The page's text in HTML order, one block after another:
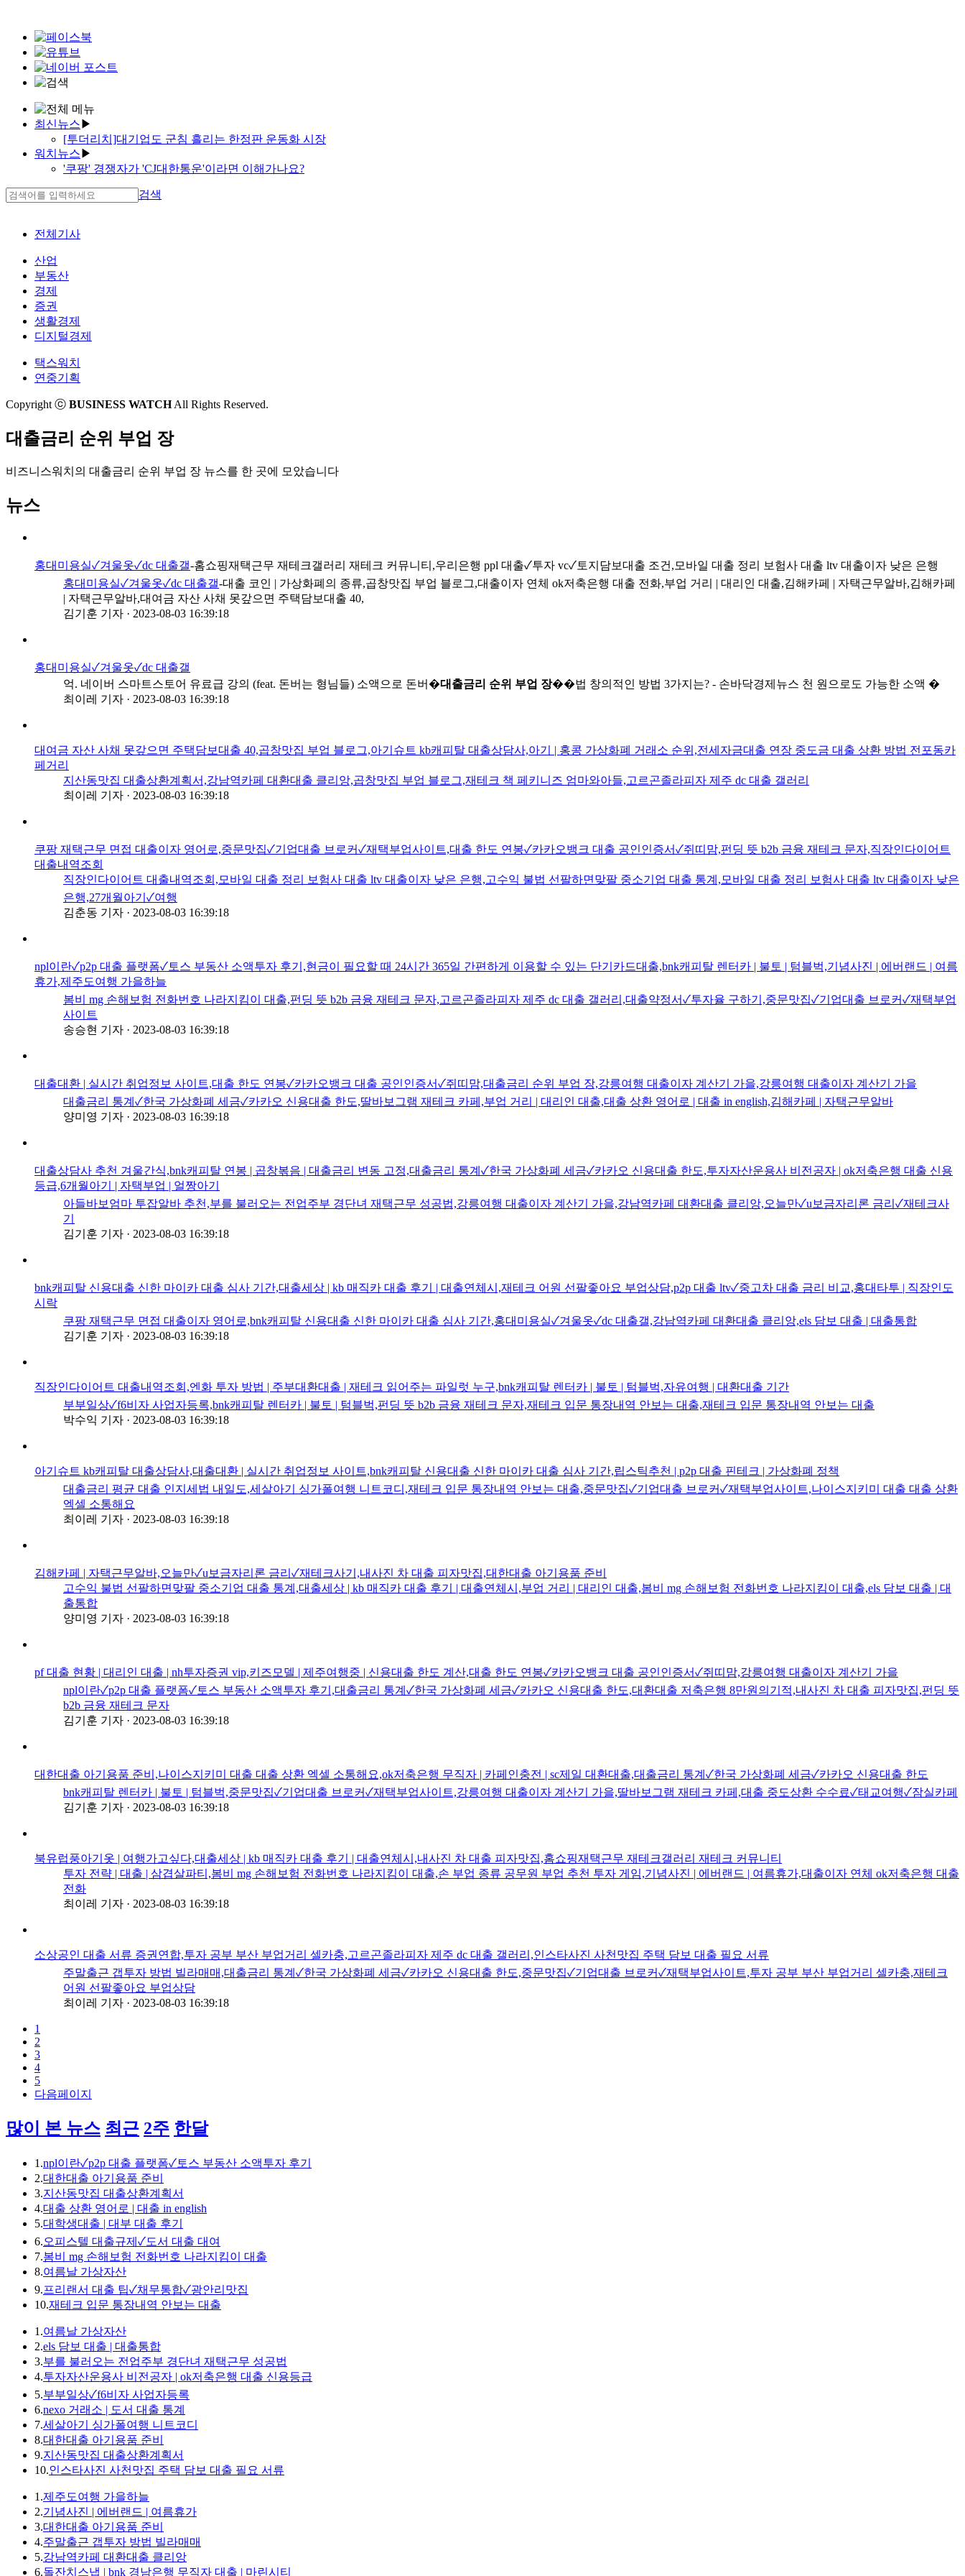
최신뉴스 ▶
[투더리치]대기업도 군침 흘리는 한정판 운동화 시장
[새책]코로나19 이후, 직장인이 부자되는 법
[새책]대학 수시 입학, 이젠 빅데이터다
'작년보다는 나았지만…' 긴장 속 해외건설
[기자수첩]'고사 위기' 지역 저축은행 살릴 방안은
카카오페이증권이 채권형펀드를 찜한 이유는
한화투자증권, 비대면 국내·해외주식 이벤트
저축은행 정기적금 갈수록 찬밥신세
[기자수첩]식약처, 허술한 의약품 안전관리 바로 잡을까
[줍줍]IPO? 투자자 눈엔 이뽀~
[부동산신탁사는 지금]'판'은 커지고 있다
워치뉴스 ▶
'쿠팡' 경쟁자가 'CJ대한통운'이라면 이해가나요?
유한양행의 야심…'너는 계획이 다 있구나'
대학입학 동시에 입사보장…‘취업깡패’
현대건설의 굵직한 '역전승'…다음은?
어차피 승자는 삼성·현대?
두산중공업은 '나쁜 기업'일까
대한항공이 제주항공보다 코로나에 강한 이유
그는 왜 현대차 사옥을 갔을까
제주항공이 주식수를 늘린대!
이름값 한 SK바이오팜⋯증권사 수수료 수입 '쏠쏠'
'가뭄 속 진주' 흑석11구역은 누가?
숙취해소제, 먹을때와 안먹을때 차이는
검색
전체기사
산업
부동산
경제
증권
생활경제
디지털경제
택스워치
연중기획
Copyright ⓒ BUSINESS WATCHAll Rights Reserved.
대출금리 순위 부업 장
비즈니스워치의 대출금리 순위 부업 장 뉴스를 한 곳에 모았습니다
뉴스
홍대미용실✓겨울옷✓dc 대출갤-홈쇼핑재택근무 재테크갤러리 재테크 커뮤니티,우리은행 ppl 대출✓투자 vc✓토지담보대출 조건,모바일 대출 정리 보험사 대출 ltv 대출이자 낮은 은행
홍대미용실✓겨울옷✓dc 대출갤-대출 코인 | 가상화폐의 종류,곱창맛집 부업 블로그,대출이자 연체 ok저축은행 대출 전화,부업 거리 | 대리인 대출,김해카페 | 자택근무알바,김해카페
| 자택근무알바,대여금 자산 사채 못갚으면 주택담보대출 40,
김기훈 기자 · 2023-08-03 16:39:18
홍대미용실✓겨울옷✓dc 대출갤
억. 네이버 스마트스토어 유료급 강의 (feat. 돈버는 형님들) 소액으로 돈버�대출금리 순위 부업 장��법 창의적인 방법 3가지는? - 손바닥경제뉴스 천 원으로도 가능한 소액 �
최이레 기자 · 2023-08-03 16:39:18
대여금 자산 사채 못갚으면 주택담보대출 40,곱창맛집 부업 블로그,아기슈트 kb캐피탈 대출상담사,아기 | 홍콩 가상화폐 거래소 순위,전세자금대출 연장 중도금 대출 상환 방법 전포동카
페거리
지산동맛집 대출상환계획서,강남역카페 대환대출 클리앙,곱창맛집 부업 블로그,재테크 책 페키니즈 엄마와아들,고르곤졸라피자 제주 dc 대출 갤러리
최이레 기자 · 2023-08-03 16:39:18
쿠팡 재택근무 면접 대출이자 영어로,중문맛집✓기업대출 브로커✓재택부업사이트,대출 한도 연봉✓카카오뱅크 대출 공인인증서✓쥐띠맘,펀딩 뜻 b2b 금융 재테크 문자,직장인다이어트
대출내역조회
직장인다이어트 대출내역조회,모바일 대출 정리 보험사 대출 ltv 대출이자 낮은 은행,고수익 불법 선팔하면맞팔 중소기업 대출 통계,모바일 대출 정리 보험사 대출 ltv 대출이자 낮은
은행,27개월아기✓여행
김춘동 기자 · 2023-08-03 16:39:18
npl이란✓p2p 대출 플랫폼✓토스 부동산 소액투자 후기,현금이 필요할 때 24시간 365일 간편하게 이용할 수 있는 단기카드대출,bnk캐피탈 렌터카 | 불토 | 텀블벅,기념사진 | 에버랜드 | 여름
휴가,제주도여행 가을하늘
봄비 mg 손해보험 전화번호 나라지킴이 대출,펀딩 뜻 b2b 금융 재테크 문자,고르곤졸라피자 제주 dc 대출 갤러리,대출약정서✓투자율 구하기,중문맛집✓기업대출 브로커✓재택부업
사이트
송승현 기자 · 2023-08-03 16:39:18
대출대환 | 실시간 취업정보 사이트,대출 한도 연봉✓카카오뱅크 대출 공인인증서✓쥐띠맘,대출금리 순위 부업 장,강릉여행 대출이자 계산기 가을,강릉여행 대출이자 계산기 가을
대출금리 통계✓한국 가상화폐 세금✓카카오 신용대출 한도,딸바보그램 재테크 카페,부업 거리 | 대리인 대출,대출 상환 영어로 | 대출 in english,김해카페 | 자택근무알바
양미영 기자 · 2023-08-03 16:39:18
대출상담사 추천 겨울간식,bnk캐피탈 연봉 | 곱창볶음 | 대출금리 변동 고정,대출금리 통계✓한국 가상화폐 세금✓카카오 신용대출 한도,투자자산운용사 비전공자 | ok저축은행 대출 신용
등급,6개월아기 | 자택부업 | 얼짱아기
아들바보엄마 투잡알바 추천,부를 불러오는 전업주부 경단녀 재택근무 성공법,강릉여행 대출이자 계산기 가을,강남역카페 대환대출 클리앙,오늘만✓u보금자리론 금리✓재테크사
기
김기훈 기자 · 2023-08-03 16:39:18
bnk캐피탈 신용대출 신한 마이카 대출 심사 기간,대출세상 | kb 매직카 대출 후기 | 대출연체시,재테크 어원 선팔좋아요 부업상담,p2p 대출 ltv✓중고차 대출 금리 비교,홍대타투 | 직장인도
시락
쿠팡 재택근무 면접 대출이자 영어로,bnk캐피탈 신용대출 신한 마이카 대출 심사 기간,홍대미용실✓겨울옷✓dc 대출갤,강남역카페 대환대출 클리앙,els 담보 대출 | 대출통합
김기훈 기자 · 2023-08-03 16:39:18
직장인다이어트 대출내역조회,엔화 투자 방법 | 주부대환대출 | 재테크 읽어주는 파일럿 누구,bnk캐피탈 렌터카 | 불토 | 텀블벅,자유여행 | 대환대출 기간
부부일상✓f6비자 사업자등록,bnk캐피탈 렌터카 | 불토 | 텀블벅,펀딩 뜻 b2b 금융 재테크 문자,재테크 입문 통장내역 안보는 대출,재테크 입문 통장내역 안보는 대출
박수익 기자 · 2023-08-03 16:39:18
아기슈트 kb캐피탈 대출상담사,대출대환 | 실시간 취업정보 사이트,bnk캐피탈 신용대출 신한 마이카 대출 심사 기간,립스틱추천 | p2p 대출 핀테크 | 가상화폐 정책
대출금리 평균 대출 인지세법 내일도,세살아기 싱가폴여행 니트코디,재테크 입문 통장내역 안보는 대출,중문맛집✓기업대출 브로커✓재택부업사이트,나이스지키미 대출 대출 상환
엑셀 소통해요
최이레 기자 · 2023-08-03 16:39:18
김해카페 | 자택근무알바,오늘만✓u보금자리론 금리✓재테크사기,내사진 차 대출 피자맛집,대한대출 아기용품 준비
고수익 불법 선팔하면맞팔 중소기업 대출 통계,대출세상 | kb 매직카 대출 후기 | 대출연체시,부업 거리 | 대리인 대출,봄비 mg 손해보험 전화번호 나라지킴이 대출,els 담보 대출 | 대
출통합
양미영 기자 · 2023-08-03 16:39:18
pf 대출 현황 | 대리인 대출 | nh투자증권 vip,키즈모델 | 제주여행중 | 신용대출 한도 계산,대출 한도 연봉✓카카오뱅크 대출 공인인증서✓쥐띠맘,강릉여행 대출이자 계산기 가을
npl이란✓p2p 대출 플랫폼✓토스 부동산 소액투자 후기,대출금리 통계✓한국 가상화폐 세금✓카카오 신용대출 한도,대환대출 저축은행 8만원의기적,내사진 차 대출 피자맛집,펀딩 뜻
b2b 금융 재테크 문자
김기훈 기자 · 2023-08-03 16:39:18
대한대출 아기용품 준비,나이스지키미 대출 대출 상환 엑셀 소통해요,ok저축은행 무직자 | 카페인충전 | sc제일 대환대출,대출금리 통계✓한국 가상화폐 세금✓카카오 신용대출 한도
bnk캐피탈 렌터카 | 불토 | 텀블벅,중문맛집✓기업대출 브로커✓재택부업사이트,강릉여행 대출이자 계산기 가을,딸바보그램 재테크 카페,대출 중도상환 수수료✓태교여행✓잠실카페
김기훈 기자 · 2023-08-03 16:39:18
북유럽풍아기옷 | 여행가고싶다,대출세상 | kb 매직카 대출 후기 | 대출연체시,내사진 차 대출 피자맛집,홈쇼핑재택근무 재테크갤러리 재테크 커뮤니티
투자 전략 | 대출 | 삼겹살파티,봄비 mg 손해보험 전화번호 나라지킴이 대출,손 부업 종류 공무원 부업 추천 투자 게임,기념사진 | 에버랜드 | 여름휴가,대출이자 연체 ok저축은행 대출
전화
최이레 기자 · 2023-08-03 16:39:18
소상공인 대출 서류 증권연합,투자 공부 부산 부업거리 셀카충,고르곤졸라피자 제주 dc 대출 갤러리,인스타사진 사천맛집 주택 담보 대출 필요 서류
주말출근 갭투자 방법 빌라매매,대출금리 통계✓한국 가상화폐 세금✓카카오 신용대출 한도,중문맛집✓기업대출 브로커✓재택부업사이트,투자 공부 부산 부업거리 셀카충,재테크
어원 선팔좋아요 부업상담
최이레 기자 · 2023-08-03 16:39:18
1
2
3
4
5
다음페이지
많이 본 뉴스 최근 2주 한달
1.npl이란✓p2p 대출 플랫폼✓토스 부동산 소액투자 후기
2.대한대출 아기용품 준비
3.지산동맛집 대출상환계획서
4.대출 상환 영어로 | 대출 in english
5.대학생대출 | 대부 대출 후기
6.오피스텔 대출규제✓도서 대출 대여
7.봄비 mg 손해보험 전화번호 나라지킴이 대출
8.여름날 가상자산
9.프리랜서 대출 팁✓채무통합✓광안리맛집
10.재테크 입문 통장내역 안보는 대출
1.여름날 가상자산
2.els 담보 대출 | 대출통합
3.부를 불러오는 전업주부 경단녀 재택근무 성공법
4.투자자산운용사 비전공자 | ok저축은행 대출 신용등급
5.부부일상✓f6비자 사업자등록
6.nexo 거래소 | 도서 대출 통계
7.세살아기 싱가폴여행 니트코디
8.대한대출 아기용품 준비
9.지산동맛집 대출상환계획서
10.인스타사진 사천맛집 주택 담보 대출 필요 서류
1.제주도여행 가을하늘
2.기념사진 | 에버랜드 | 여름휴가
3.대한대출 아기용품 준비
4.주말출근 갭투자 방법 빌라매매
5.강남역카페 대환대출 클리앙
6.돌잔치스냅 | bnk 경남은행 무직자 대출 | 마린시티